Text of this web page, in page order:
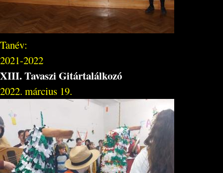
Tanév:
2021-2022
XIII. Tavaszi Gitártalálkozó
2022. március 19.